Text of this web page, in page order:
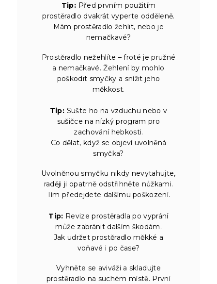
Tip: Před prvním použitím
prostěradlo dvakrát vyperte odděleně.
Mám prostěradlo žehlit, nebo je
nemačkavé?
Prostěradlo nežehlíte – froté je pružné
a nemačkavé. Žehlení by mohlo
poškodit smyčky a snížit jeho
měkkost.
Tip: Sušte ho na vzduchu nebo v
sušičce na nízký program pro
zachování hebkosti.
Co dělat, když se objeví uvolněná
smyčka?
Uvolněnou smyčku nikdy nevytahujte,
raději ji opatrně odstřihněte nůžkami.
Tím předejdete dalšímu poškození.
Tip: Revize prostěradla po vyprání
může zabránit dalším škodám.
Jak udržet prostěradlo měkké a
voňavé i po čase?
Vyhněte se aviváži a skladujte
prostěradlo na suchém místě. První